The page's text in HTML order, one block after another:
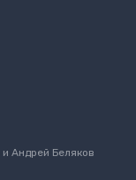
и Андрей Беляков